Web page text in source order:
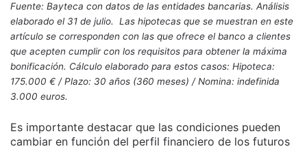
Fuente: Bayteca con datos de las entidades bancarias. Análisis
elaborado el 31 de julio. Las hipotecas que se muestran en este
artículo se corresponden con las que ofrece el banco a clientes
que acepten cumplir con los requisitos para obtener la máxima
bonificación. Cálculo elaborado para estos casos: Hipoteca:
175.000 € / Plazo: 30 años (360 meses) / Nomina: indefinida
3.000 euros.
Es importante destacar que las condiciones pueden
cambiar en función del perfil financiero de los futuros